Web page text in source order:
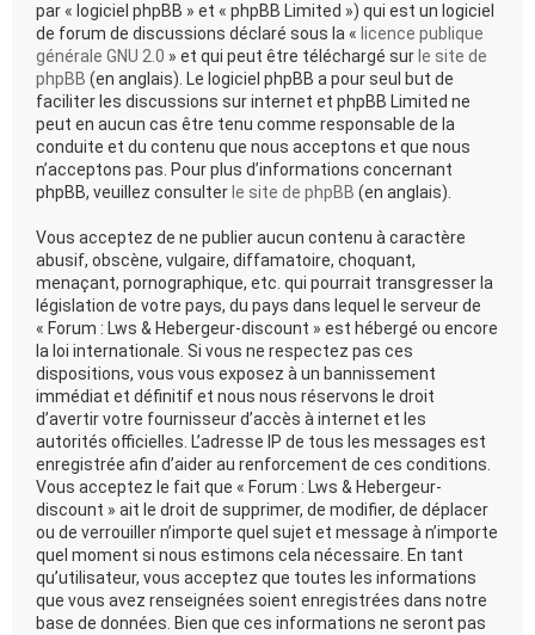
par « logiciel phpBB » et « phpBB Limited ») qui est un logiciel
de forum de discussions déclaré sous la « licence publique
générale GNU 2.0 » et qui peut être téléchargé sur le site de
phpBB (en anglais). Le logiciel phpBB a pour seul but de
faciliter les discussions sur internet et phpBB Limited ne
peut en aucun cas être tenu comme responsable de la
conduite et du contenu que nous acceptons et que nous
n’acceptons pas. Pour plus d’informations concernant
phpBB, veuillez consulter le site de phpBB (en anglais).
Vous acceptez de ne publier aucun contenu à caractère
abusif, obscène, vulgaire, diffamatoire, choquant,
menaçant, pornographique, etc. qui pourrait transgresser la
législation de votre pays, du pays dans lequel le serveur de
« Forum : Lws & Hebergeur-discount » est hébergé ou encore
la loi internationale. Si vous ne respectez pas ces
dispositions, vous vous exposez à un bannissement
immédiat et définitif et nous nous réservons le droit
d’avertir votre fournisseur d’accès à internet et les
autorités officielles. L’adresse IP de tous les messages est
enregistrée afin d’aider au renforcement de ces conditions.
Vous acceptez le fait que « Forum : Lws & Hebergeur-
discount » ait le droit de supprimer, de modifier, de déplacer
ou de verrouiller n’importe quel sujet et message à n’importe
quel moment si nous estimons cela nécessaire. En tant
qu’utilisateur, vous acceptez que toutes les informations
que vous avez renseignées soient enregistrées dans notre
base de données. Bien que ces informations ne seront pas